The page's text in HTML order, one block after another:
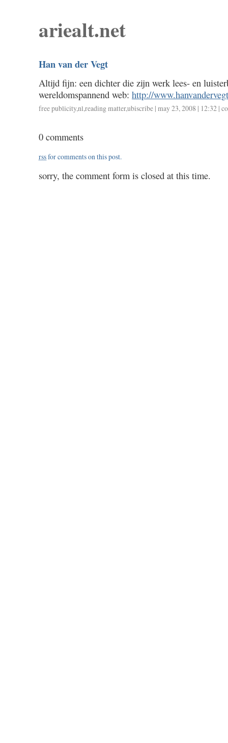
ariealt.net
Han van der Vegt
Altijd fijn: een dichter die zijn werk lees- en
wereldomspannend web: http://
free publicity,nl,reading matter,ubiscribe | may 23, 2008 | 12:32 |
0 comments
rssfor comments on this post.
sorry, the comment form is closed at this time.